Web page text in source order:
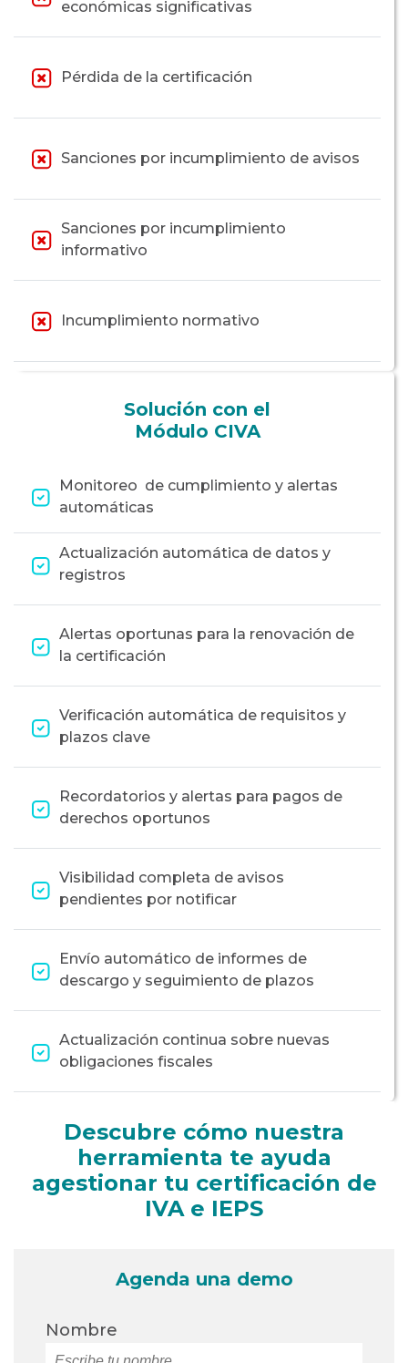
económicas significativas
Pérdida de la certificación
Sanciones por incumplimiento de avisos
Sanciones por incumplimiento
informativo
Incumplimiento normativo
Solución con el
Módulo CIVA
Monitoreo de cumplimiento y alertas
automáticas
Actualización automática de datos y
registros
Alertas oportunas para la renovación de
la certificación
Verificación automática de requisitos y
plazos clave
Recordatorios y alertas para pagos de
derechos oportunos
Visibilidad completa de avisos
pendientes por notificar
Envío automático de informes de
descargo y seguimiento de plazos
Actualización continua sobre nuevas
obligaciones fiscales
Descubre cómo nuestra
herramienta te ayuda
agestionar tu certificación de
IVA e IEPS
Agenda una demo
Nombre